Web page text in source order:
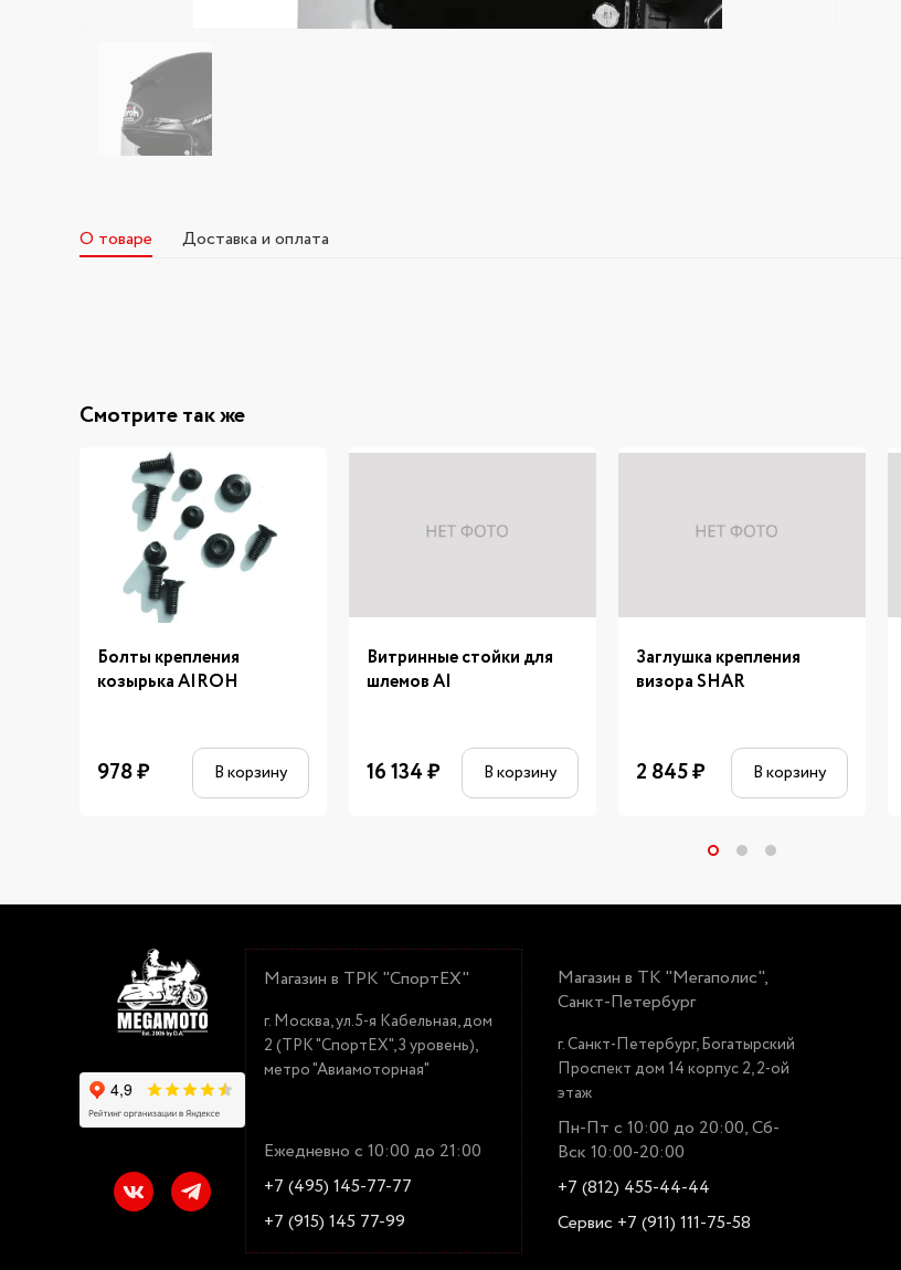
О товаре Доставка и оплата
Смотрите так же
Болты крепления
козырька AIROH
978₽ В корзину
Витринные стойки для
шлемов AI
16 134₽ В корзину
Заглушка крепления
визора SHAR
2 845₽ В корзину
Магазин в ТРК "СпортЕХ"
г. Москва, ул.5-я Кабельная, дом
2 (ТРК "СпортЕХ", 3 уровень),
метро "Авиамоторная"
Ежедневно с 10:00 до 21:00
+7 (495) 145-77-77
+7 (915) 145 77-99
Магазин в ТК "Мегаполис",
Санкт-Петербург
г. Санкт-Петербург, Богатырский
Проспект дом 14 корпус 2, 2-ой
этаж
Пн-Пт с 10:00 до 20:00, Сб-
Вск 10:00-20:00
+7 (812) 455-44-44
Сервис +7 (911) 111-75-58